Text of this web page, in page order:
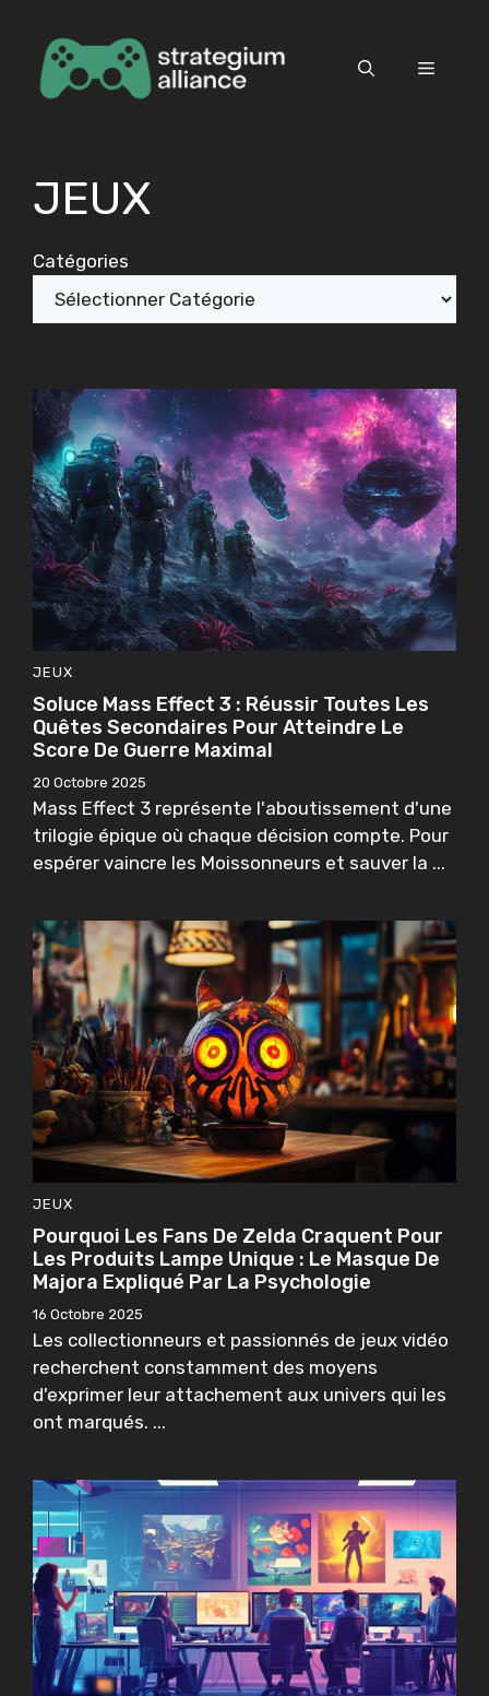
contenu
Menu
JEUX
Catégories
JEUX
Soluce Mass Effect 3 : Réussir Toutes Les
Quêtes Secondaires Pour Atteindre Le
Score De Guerre Maximal
20 Octobre 2025
Mass Effect 3 représente l'aboutissement d'une
trilogie épique où chaque décision compte. Pour
espérer vaincre les Moissonneurs et sauver la ...
JEUX
Pourquoi Les Fans De Zelda Craquent Pour
Les Produits Lampe Unique : Le Masque De
Majora Expliqué Par La Psychologie
16 Octobre 2025
Les collectionneurs et passionnés de jeux vidéo
recherchent constamment des moyens
d'exprimer leur attachement aux univers qui les
ont marqués. ...